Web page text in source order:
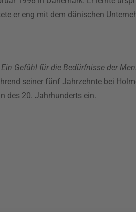
er eng mit dem dänischen
Gefühl für die Bedürfnisse der
seiner fünf Jahrzehnte bei
des 20. Jahrhunderts ein.